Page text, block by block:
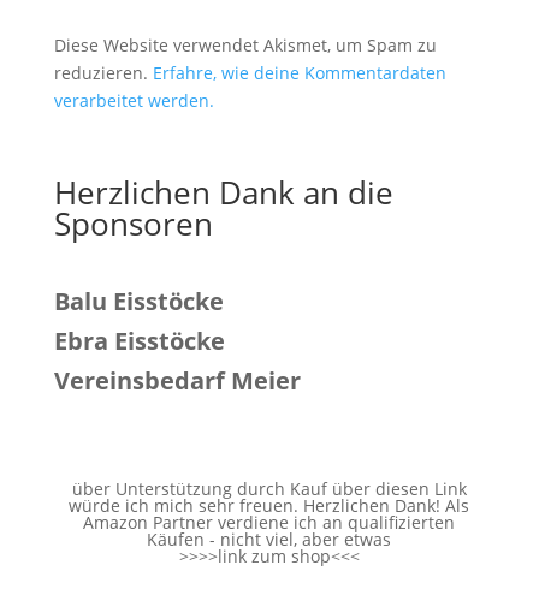
Diese Website verwendet Akismet, um Spam zu
reduzieren. Erfahre, wie deine Kommentardaten
verarbeitet werden.
Herzlichen Dank an die
Sponsoren
Balu Eisstöcke
Ebra Eisstöcke
Vereinsbedarf Meier
über Unterstützung durch Kauf über diesen Link
würde ich mich sehr freuen. Herzlichen Dank! Als
Amazon Partner verdiene ich an qualifizierten
Käufen - nicht viel, aber etwas
>>>>link zum shop<<<